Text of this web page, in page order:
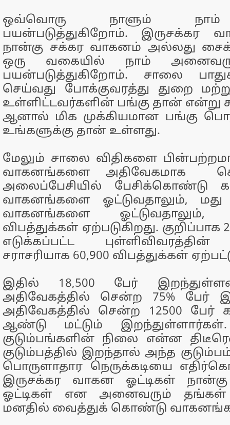
ஒவ்வொரு நாளும்
பயன்படுத்துகிறோம். இருசக்கர
நான்கு சக்கர வாகனம் அல்லது
ஒரு வகையில் நாம்
பயன்படுத்துகிறோம். சாலை
செய்வது போக்குவரத்து துறை
உள்ளிட்டவர்களின் பங்கு தான் என்று
ஆனால் மிக முக்கியமான பங்கு
உங்களுக்கு தான் உள்ளது.
மேலும் சாலை விதிகளை
வாகனங்களை அதிவேகமாக
அலைப்பேசியில் பேசிக்கொண்டு
வாகனங்களை ஓட்டுவதாலும்,
வாகனங்களை ஓட்டுவதாலும்,
விபத்துக்கள் ஏற்படுகிறது.
எடுக்கப்பட்ட புள்ளிவிவரத்தின்
சராசரியாக 60,900 விபத்துக்கள்
இதில் 18,500 பேர்
அதிவேகத்தில் சென்ற 75% பேர்
அதிவேகத்தில் சென்ற 12500 பேர்
ஆண்டு மட்டும்
குடும்பங்களின் நிலை என்ன
குடும்பத்தில் இறந்தால் அந்த
பொருளாதார நெருக்கடியை
இருசக்கர வாகன ஓட்டிகள்
ஓட்டிகள் என அனைவரும் தங்கள்
மனதில் வைத்துக் கொண்டு